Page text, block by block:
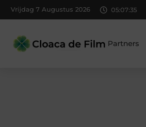
Vrijdag 7 Augustus 2026 05:07:36
Partners